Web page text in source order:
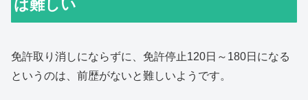
は難しい
免許取り消しにならずに、免許停止120日～180日になる
というのは、前歴がないと難しいようです。